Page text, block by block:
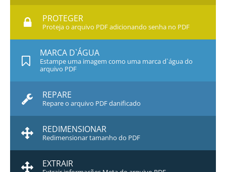
PROTEGER
Proteja o arquivo PDF adicionando senha no PDF
MARCA D`ÁGUA
Estampe uma imagem como uma marca d`água do
arquivo PDF
REPARE
Repare o arquivo PDF danificado
REDIMENSIONAR
Redimensionar tamanho do PDF
EXTRAIR